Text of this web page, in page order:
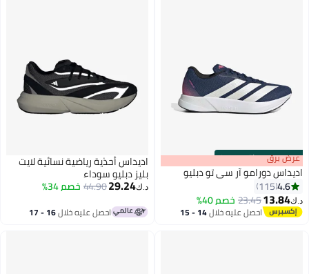
00m:00
·باقي 100%
11
برق
دورامو آر سي تو دبليو
4.6
115
13.84
23.45خصم 40%
احصل عليه خلال 14 - 15
اديداس أحذية رياضية نسائية لايت
بليز دبليو سوداء
29.24
44.90خصم 34%
احصل عليه خلال 16 - 17